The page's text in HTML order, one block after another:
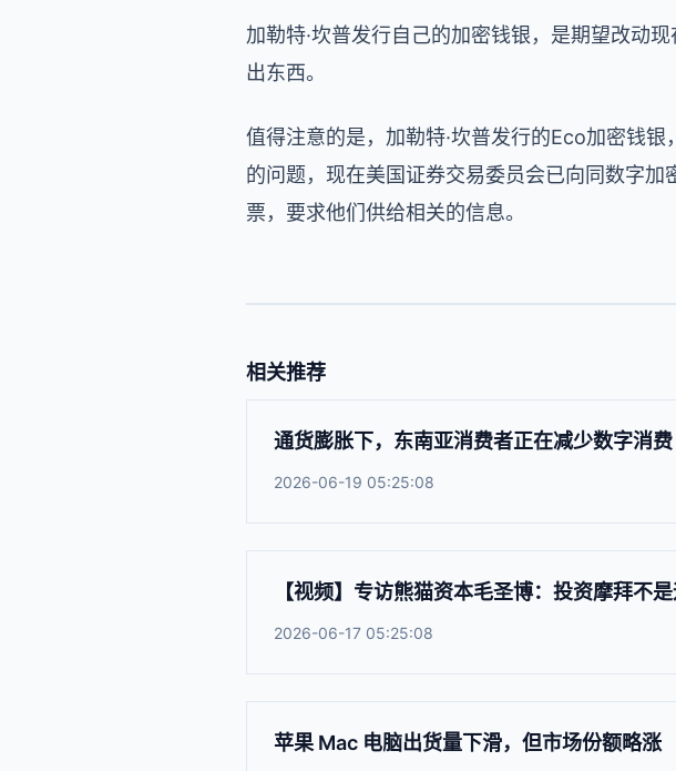
加勒特·坎普发行自己的加密钱银，是期望改动
出东西。
值得注意的是，加勒特·坎普发行的Eco加密钱
的问题，现在美国证券交易委员会已向同数字
票，要求他们供给相关的信息。
相关推荐
通货膨胀下，东南亚消费者正在减少数字消费
2026-06-19 05:25:08
【视频】专访熊猫资本毛圣博：投资摩拜不
2026-06-17 05:25:08
苹果 Mac 电脑出货量下滑，但市场份额略涨